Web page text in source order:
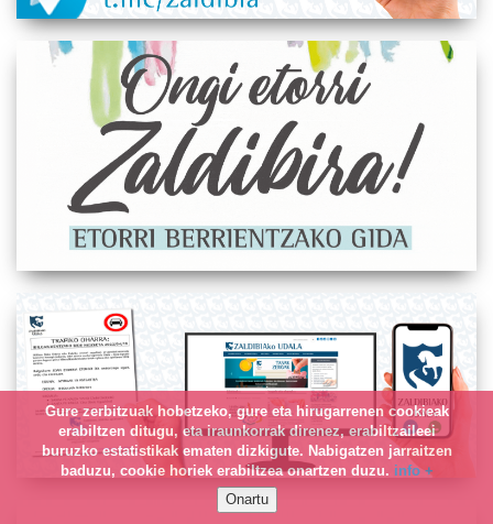
Gure zerbitzuak hobetzeko, gure eta hirugarrenen cookieak
erabiltzen ditugu, eta iraunkorrak direnez, erabiltzaileei
buruzko estatistikak ematen dizkigute. Nabigatzen jarraitzen
baduzu, cookie horiek erabiltzea onartzen duzu. info +